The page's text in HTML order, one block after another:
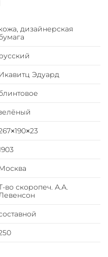
дизайнерская
Эдуард
во скоропеч. А.А.